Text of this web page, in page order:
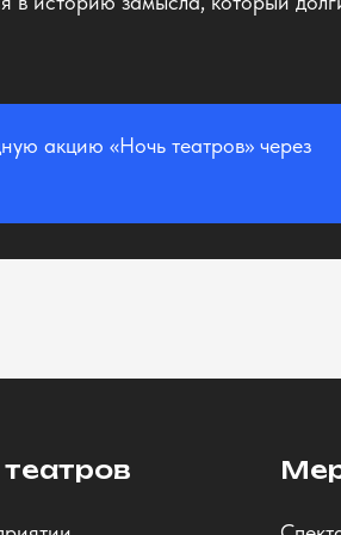
акцию «Ночь театров» через